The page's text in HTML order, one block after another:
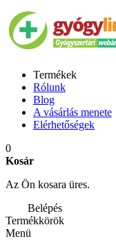
Termékek
Rólunk
Blog
A vásárlás menete
Elérhetőségek
0
Kosár
Az Ön kosara üres.
Belépés
Termékkörök
Menü